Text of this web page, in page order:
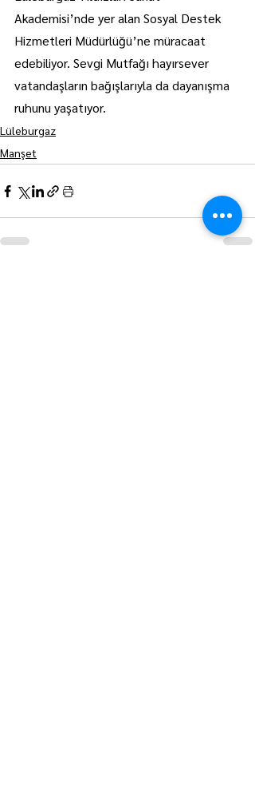
Akademisi’nde yer alan Sosyal Destek
Hizmetleri Müdürlüğü’ne müracaat
edebiliyor. Sevgi Mutfağı hayırsever
vatandaşların bağışlarıyla da dayanışma
ruhunu yaşatıyor.
Lüleburgaz
Manşet